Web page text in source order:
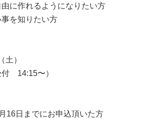
由に作れるようになりたい方
事を知りたい方
土）
付 14:15〜）
16日までにお申込頂いた方